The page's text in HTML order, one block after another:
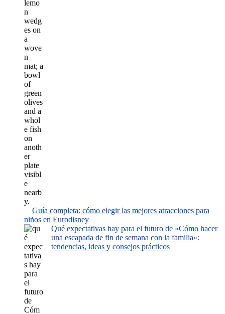
Guía completa: cómo elegir las mejores atracciones para
niños en Eurodisney
Qué expectativas hay para el futuro de «Cómo hacer
una escapada de fin de semana con la familia»:
tendencias, ideas y consejos prácticos